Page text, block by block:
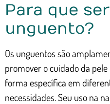
Para que
unguento?
Os unguentos são
promover o cuidado da
forma específica em
necessidades. Seu uso na